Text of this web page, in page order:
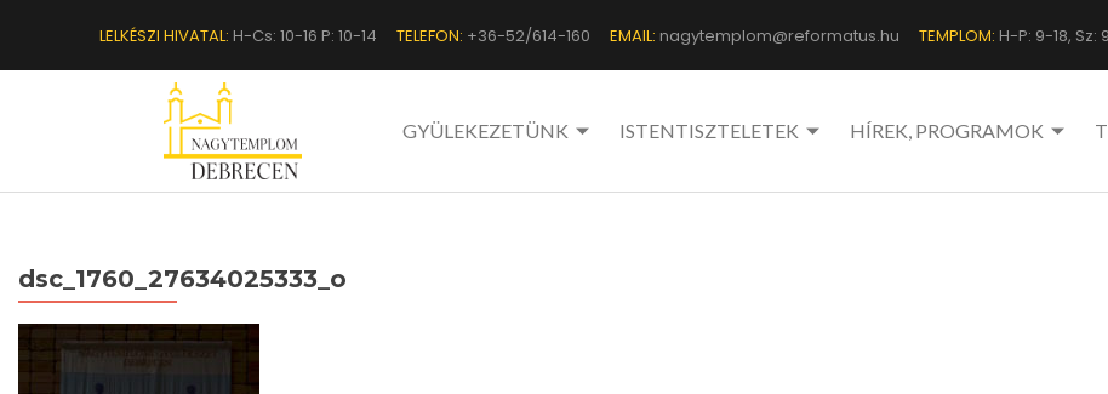
LELKÉSZI HIVATAL: H-Cs: 10-16 P: 10-14 TELEFON: +36-52/614-160 EMAIL: nagytemplom@reformatus.hu TEMPLOM: H-P: 9-18, Sz:
GYÜLEKEZETÜNK ISTENTISZTELETEK HÍREK, PROGRAMOK
dsc_1760_27634025333_o